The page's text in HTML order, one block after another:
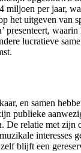
miljoen per jaar,
het uitgeven van
presenteert,
lucratieve
en samen
publieke
De relatie met
blijft een